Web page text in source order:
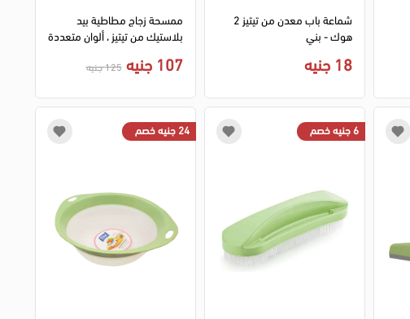
شماعة باب معدن من تيتيز 2
هوك - بني
18 جنيه
ممسحة زجاج مطاطية بيد
بلاستيك من تيتيز ، ألوان متعددة
107 جنيه 125 جنيه
6 جنيه خصم 24 جنيه خصم